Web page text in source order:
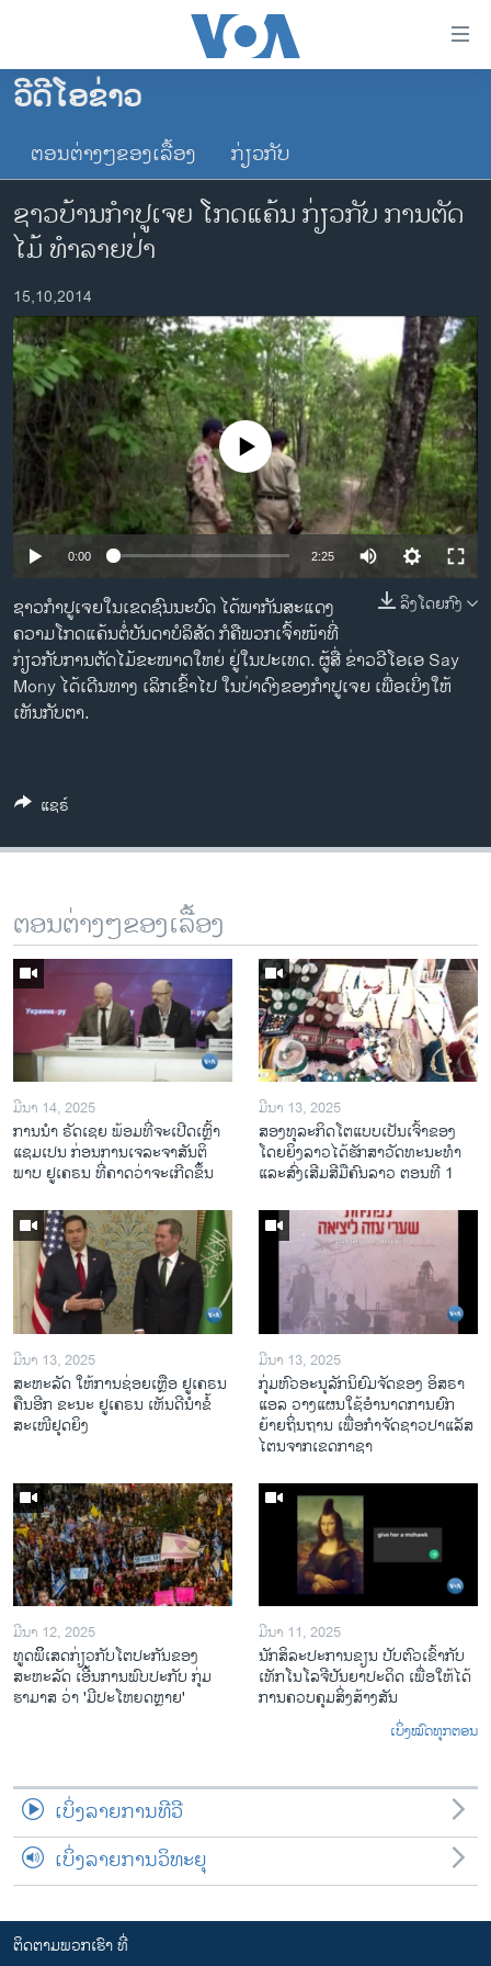
ເຂົ້າ
ຂ້າມ
ຂ້າມ
ໄປ
ຫາ
ຊອກ
ຄົ້ນ
ໂຮມເພຈ
ລາວ
ອາເມຣິກາ
ການເລືອກຕັ້ງ ປະທານາທີບໍດີ ສະຫະລັດ 2024
ໂລກ
ເອເຊຍ
ອິດສະຫຼະພາບດ້ານການຂ່າວ
ຊີວິດຊາວລາວ
ຊຸມຊົນຊາວລາວ
ວິທະຍາສາດ-ເທັກໂນໂລຈີ
ທຸລະກິດ
ວີດີໂອ
ສຽງ
ລາຍການກະຈາຍສຽງ
ຕິດຕາມພວກເຮົາ ທີ່
ວີດີໂອຂ່າວ
ຕອນຕ່າງໆຂອງເລື້ອງ ກ່ຽວກັບ
ຊາວບ້ານກຳປູເຈຍ ໂກດແຄ້ນ ກ່ຽວກັບ ການຕັດ
ໄມ້ ທຳລາຍປ່າ
15,10,2014
No media source currently available
0:00 2:25
ລິງໂດຍກົງ
ຊາວກຳປູເຈຍໃນເຂດຊົນນະບົດ ໄດ້ພາກັນສະແດງ
ຄວາມໂກດແຄ້ນຕໍ່ບັນດາບໍລິສັດ ກໍຄືພວກເຈົ້າໜ້າທີ່
ກ່ຽວກັບການຕັດໄມ້ຂະໜາດໃຫຍ່ ຢູ່ໃນປະເທດ. ຜູ້ສື່ ຂ່າວວີໂອເອ Say
Mony ໄດ້ເດີນທາງ ເລິກເຂົ້າໄປ ໃນປ່າດົງຂອງກຳປູເຈຍ ເພື່ອເບິ່ງ​ໃຫ້​
ເຫັນກັບຕາ.
ແຊຣ໌
ຕອນຕ່າງໆຂອງເລື້ອງ
ມີນາ 14, 2025
ການ​ນຳ ຣັດ​ເຊຍ ພ້ອມ​ທີ່​ຈະ​ເປີ​ດ​ເຫຼົ້າ​
ແຊມ​ເປນ ກ່ອນການ​ເຈ​ລະ​ຈາ​ສັນ​ຕິ​
ພາບ ຢູ​ເຄ​ຣນ ທີ່​ຄາດ​ວ່າ​ຈະ​ເກີດ​ຂຶ້ນ
ມີນາ 13, 2025
ສອງທຸລະກິດໂຕແບບເປັນເຈົ້າຂອງ
ໂດຍຍິງລາວໄດ້ຮັກສາວັດທະນະທຳ
ແລະສົ່ງເສີມສີມືຄົນລາວ ຕອນທີ 1
ມີນາ 13, 2025
ສະຫະລັດ ໃຫ້ການຊ່ອຍເຫຼືອ ຢູເຄຣນ
ຄືນອີກ ຂະນະ ຢູເຄຣນ ເຫັນດີນຳຂໍ້
ສະເໜີຢຸດຍິງ
ມີນາ 13, 2025
ກຸ່ມຫົວອະນຸລັກນິຍົມຈັດຂອງ ອິສຣາ
ແອລ ວາງແຜນໃຊ້ອຳນາດການຍົກ
ຍ້າຍຖິ່ນຖານ ເພື່ອກຳຈັດຊາວປາແລັສ
ໄຕນຈາກເຂດກາຊາ
ມີນາ 12, 2025
ທູດພິິເສດກ່ຽວກັບໂຕປະກັນຂອງ
ສະຫະລັດ ເອີ້ນການພົບປະກັບ ກຸ່ມ
ຮາມາສ ວ່າ 'ມີປະໂຫຍດຫຼາຍ'
ມີນາ 11, 2025
ນັກ​ສິ​ລະ​ປະ​ການ​ຂຽນ ປັບ​ຕົວ​ເຂົ້າ​ກັບ​
ເທັກ​ໂນ​ໂລ​ຈີ​ປັນ​ຍາ​ປະ​ດິດ ເພື່ອ​ໃຫ້​ໄດ້​
ກ​ານ​ຄວບ​ຄຸມ​ສິ່ງ​ສ້າງ​ສັນ
ເບິ່ງໝົດທຸກຕອນ
ເບິ່ງລາຍການທີວີ
ເບິ່ງລາຍການວິທະຍຸ
ຕິດຕາມພວກເຮົາ ທີ່